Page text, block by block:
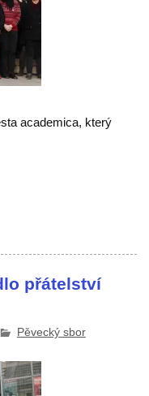
academica, který
přátelství
Pěvecký sbor